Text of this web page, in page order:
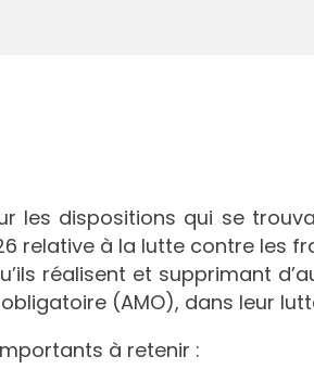
les dispositions qui se
relative à la lutte contre
réalisent et supprimant
(AMO), dans leur
à retenir :